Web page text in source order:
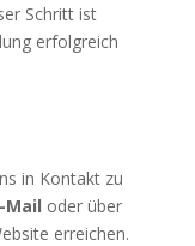
Schritt ist
erfolgreich
in Kontakt zu
Mail oder über
erreichen.